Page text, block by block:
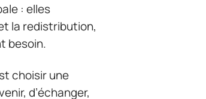
: elles
la redistribution,
besoin.
choisir une
d’échanger,